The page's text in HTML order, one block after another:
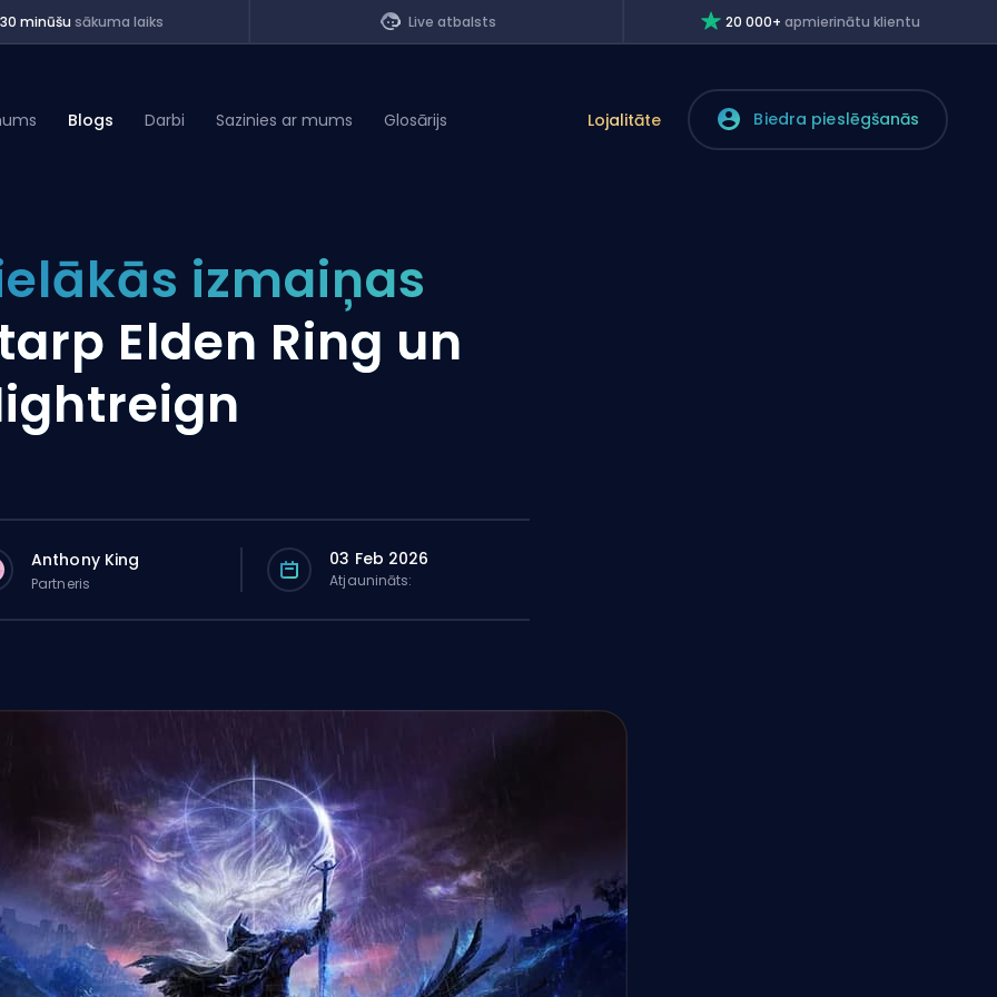
minūšu sākuma laiks Live atbalsts 20 000+apmierinātu klientu
Blogs Darbi Sazinies ar mums Glosārijs Lojalitāte Biedra pieslēgšanās
izmaiņas
Elden Ring un
Anthony King
Partneris
03 Feb 2026
Atjaunināts: